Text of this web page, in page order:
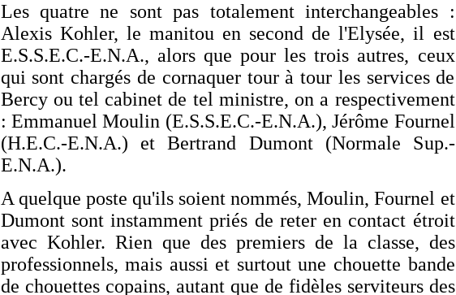
Les quatre ne sont pas totalement interchangeables :
Alexis Kohler, le manitou en second de l'Elysée, il est
E.S.S.E.C.-E.N.A., alors que pour les trois autres, ceux
qui sont chargés de cornaquer tour à tour les services de
Bercy ou tel cabinet de tel ministre, on a respectivement
: Emmanuel Moulin (E.S.S.E.C.-E.N.A.), Jérôme Fournel
(H.E.C.-E.N.A.) et Bertrand Dumont (Normale Sup.-
E.N.A.).
A quelque poste qu'ils soient nommés, Moulin, Fournel et
Dumont sont instamment priés de reter en contact étroit
avec Kohler. Rien que des premiers de la classe, des
professionnels, mais aussi et surtout une chouette bande
de chouettes copains, autant que de fidèles serviteurs des